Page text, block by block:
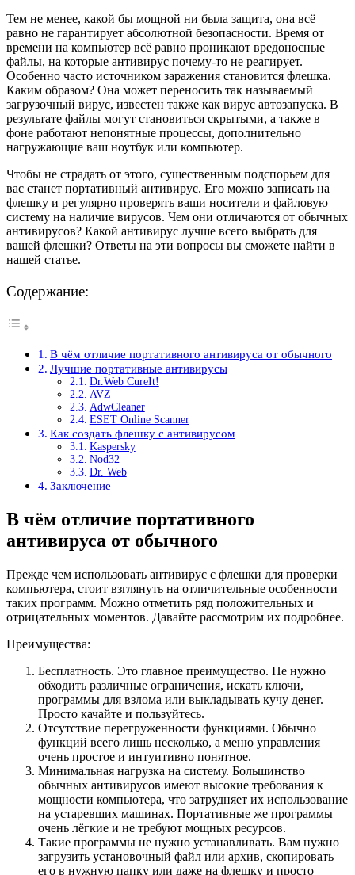
Тем не менее, какой бы мощной ни была защита, она всё
равно не гарантирует абсолютной безопасности. Время от
времени на компьютер всё равно проникают вредоносные
файлы, на которые антивирус почему-то не реагирует.
Особенно часто источником заражения становится флешка.
Каким образом? Она может переносить так называемый
загрузочный вирус, известен также как вирус автозапуска. В
результате файлы могут становиться скрытыми, а также в
фоне работают непонятные процессы, дополнительно
нагружающие ваш ноутбук или компьютер.
Чтобы не страдать от этого, существенным подспорьем для
вас станет портативный антивирус. Его можно записать на
флешку и регулярно проверять ваши носители и файловую
систему на наличие вирусов. Чем они отличаются от обычных
антивирусов? Какой антивирус лучше всего выбрать для
вашей флешки? Ответы на эти вопросы вы сможете найти в
нашей статье.
Содержание:
В чём отличие портативного антивируса от обычного
Лучшие портативные антивирусы
Dr.Web CureIt!
AVZ
AdwCleaner
ESET Online Scanner
Как создать флешку с антивирусом
Kaspersky
Nod32
Dr. Web
Заключение
В чём отличие портативного
антивируса от обычного
Прежде чем использовать антивирус с флешки для проверки
компьютера, стоит взглянуть на отличительные особенности
таких программ. Можно отметить ряд положительных и
отрицательных моментов. Давайте рассмотрим их подробнее.
Преимущества:
Бесплатность. Это главное преимущество. Не нужно
обходить различные ограничения, искать ключи,
программы для взлома или выкладывать кучу денег.
Просто качайте и пользуйтесь.
Отсутствие перегруженности функциями. Обычно
функций всего лишь несколько, а меню управления
очень простое и интуитивно понятное.
Минимальная нагрузка на систему. Большинство
обычных антивирусов имеют высокие требования к
мощности компьютера, что затрудняет их использование
на устаревших машинах. Портативные же программы
очень лёгкие и не требуют мощных ресурсов.
Такие программы не нужно устанавливать. Вам нужно
загрузить установочный файл или архив, скопировать
его в нужную папку или даже на флешку и просто